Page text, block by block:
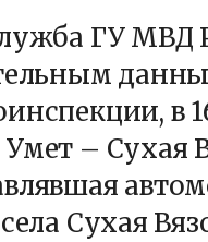
ГУ МВД
в
– Сухая
Сухая